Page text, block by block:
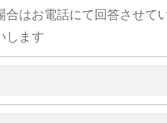
はお電話にて回答させて
します